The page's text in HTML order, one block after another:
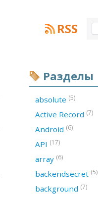
RSS
Разделы
absolute (5)
Active Record (7)
Android (6)
API (17)
array (6)
backendsecret (5)
background (7)